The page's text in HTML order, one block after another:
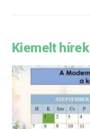
Kiemelt hírek